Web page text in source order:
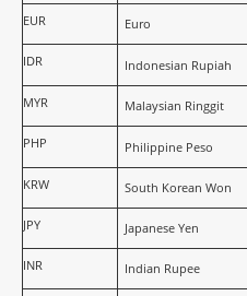
EUR Euro
IDR Indonesian Rupiah
MYR Malaysian Ringgit
PHP Philippine Peso
KRW South Korean Won
JPY Japanese Yen
INR Indian Rupee